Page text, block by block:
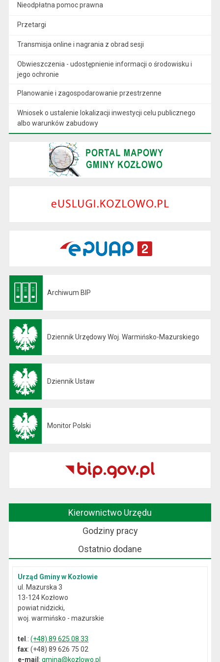
Nieodpłatna pomoc prawna
Przetargi
Transmisja online i nagrania z obrad sesji
Obwieszczenia - udostępnienie informacji o środowisku i
jego ochronie
Planowanie i zagospodarowanie przestrzenne
Wniosek o ustalenie lokalizacji inwestycji celu publicznego
albo warunków zabudowy
Archiwum BIP
Dziennik Urzędowy Woj. Warmińsko-Mazurskiego
Dziennik Ustaw
Monitor Polski
Kierownictwo Urzędu
Godziny pracy
Ostatnio dodane
Urząd Gminy w Kozłowie
ul. Mazurska 3
13-124 Kozłowo
powiat nidzicki,
woj. warmińsko - mazurskie
tel .:(+48) 89 625 08 33
fax: (+48) 89 626 75 02
e-mail:gmina@kozlowo.pl